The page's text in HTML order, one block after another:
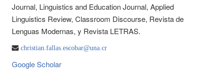
Journal, Linguistics and Education Journal, Applied
Linguistics Review, Classroom Discourse, Revista de
Lenguas Modernas, y Revista LETRAS.
christian.fallas.escobar@una.cr
Google Scholar